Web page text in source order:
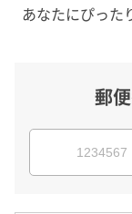
あなたにぴった
郵